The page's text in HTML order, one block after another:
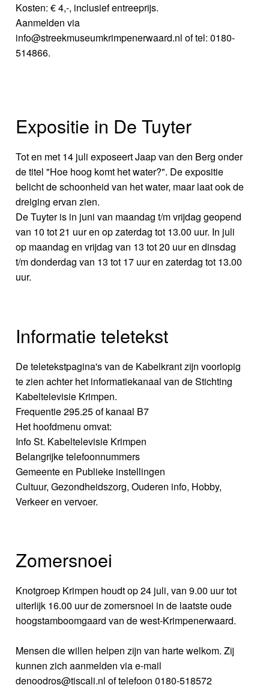
Kosten: € 4,-, inclusief entreeprijs.
Aanmelden via
info@streekmuseumkrimpenerwaard.nl of tel: 0180-
514866.
Expositie in De Tuyter
Tot en met 14 juli exposeert Jaap van den Berg onder
de titel "Hoe hoog komt het water?". De expositie
belicht de schoonheid van het water, maar laat ook de
dreiging ervan zien.
De Tuyter is in juni van maandag t/m vrijdag geopend
van 10 tot 21 uur en op zaterdag tot 13.00 uur. In juli
op maandag en vrijdag van 13 tot 20 uur en dinsdag
t/m donderdag van 13 tot 17 uur en zaterdag tot 13.00
uur.
Informatie teletekst
De teletekstpagina's van de Kabelkrant zijn voorlopig
te zien achter het informatiekanaal van de Stichting
Kabeltelevisie Krimpen.
Frequentie 295.25 of kanaal B7
Het hoofdmenu omvat:
Info St. Kabeltelevisie Krimpen
Belangrijke telefoonnummers
Gemeente en Publieke instellingen
Cultuur, Gezondheidszorg, Ouderen info, Hobby,
Verkeer en vervoer.
Zomersnoei
Knotgroep Krimpen houdt op 24 juli, van 9.00 uur tot
uiterlijk 16.00 uur de zomersnoei in de laatste oude
hoogstamboomgaard van de west-Krimpenerwaard.
Mensen die willen helpen zijn van harte welkom. Zij
kunnen zich aanmelden via e-mail
denoodros@tiscali.nl of telefoon 0180-518572